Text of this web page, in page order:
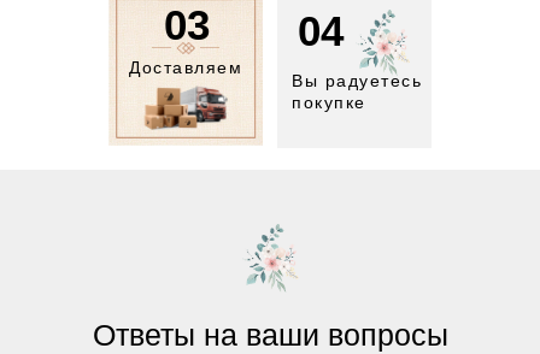
03
Доставляем
04
Вы радуетесь
покупке
Ответы на ваши вопросы